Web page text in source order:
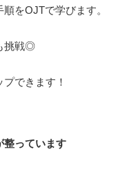
をOJTで学びます。
挑戦◎
できます！
っています